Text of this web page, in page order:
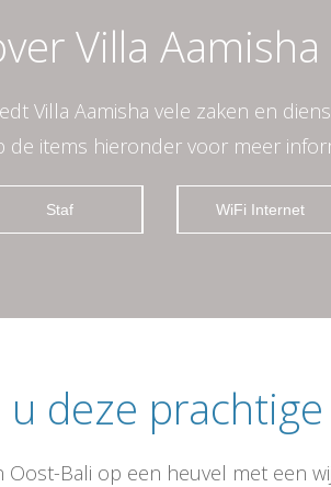
Villa
Villa Aamisha vele zaken en
de items hieronder voor meer
Staf WiFi Internet
deze prachtige
Bali op een heuvel met een